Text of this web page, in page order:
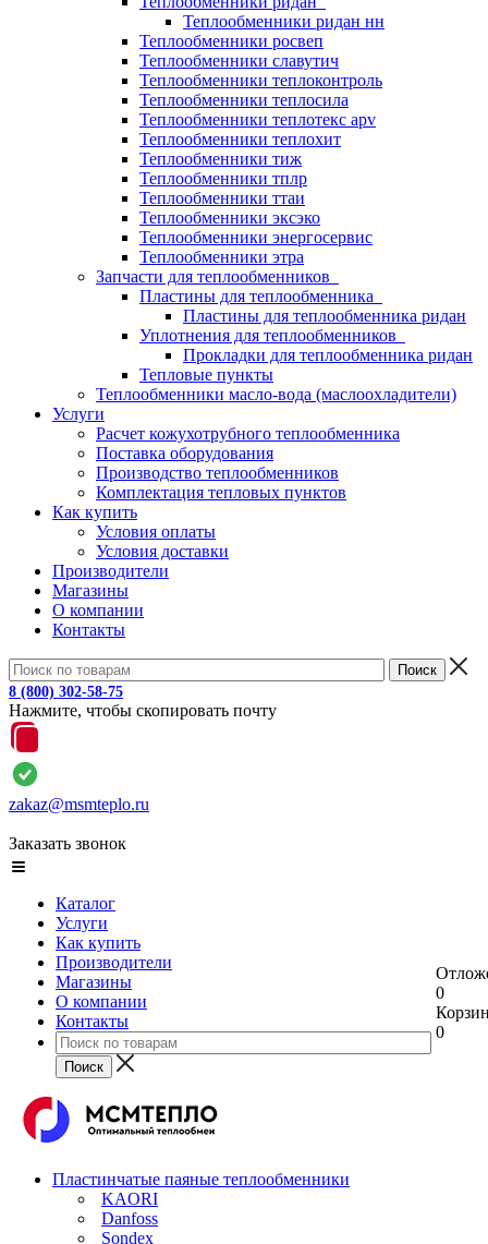
Теплообменники ридан нн
Теплообменники росвеп
Теплообменники славутич
Теплообменники теплоконтроль
Теплообменники теплосила
Теплообменники теплотекс apv
Теплообменники теплохит
Теплообменники тиж
Теплообменники тплр
Теплообменники ттаи
Теплообменники эксэко
Теплообменники энергосервис
Теплообменники этра
Запчасти для теплообменников
Пластины для теплообменника
Пластины для теплообменника ридан
Уплотнения для теплообменников
Прокладки для теплообменника ридан
Тепловые пункты
Теплообменники масло-вода (маслоохладители)
Услуги
Расчет кожухотрубного теплообменника
Поставка оборудования
Производство теплообменников
Комплектация тепловых пунктов
Как купить
Условия оплаты
Условия доставки
Производители
Магазины
О компании
Контакты
8 (800) 302-58-75
Нажмите, чтобы скопировать почту
zakaz@msmteplo.ru
Заказать звонок
Каталог
Услуги
Как купить
Производители
Магазины
О компании
Контакты
0
0
Пластинчатые паяные теплообменники
KAORI
Danfoss
Sondex